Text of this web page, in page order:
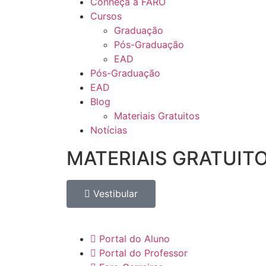
Cursos
Graduação
Pós-Graduação
EAD
Pós-Graduação
EAD
Blog
Materiais Gratuitos
Notícias
MATERIAIS
Vestibular
Portal do Aluno
Portal do Professor